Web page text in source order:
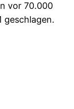
vor 70.000
geschlagen.